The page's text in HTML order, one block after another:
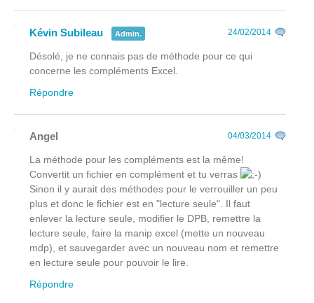
Kévin Subileau Admin. 24/02/2014
Désolé, je ne connais pas de méthode pour ce qui
concerne les compléments Excel.
Répondre
Angel 04/03/2014
La méthode pour les compléments est la même!
Convertit un fichier en complément et tu verras
Sinon il y aurait des méthodes pour le verrouiller un peu
plus et donc le fichier est en "lecture seule". Il faut
enlever la lecture seule, modifier le DPB, remettre la
lecture seule, faire la manip excel (mette un nouveau
mdp), et sauvegarder avec un nouveau nom et remettre
en lecture seule pour pouvoir le lire.
Répondre